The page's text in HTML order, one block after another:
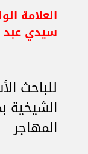
العلامة
سيدي عبد
للباحث
الشيخية
المهاجر